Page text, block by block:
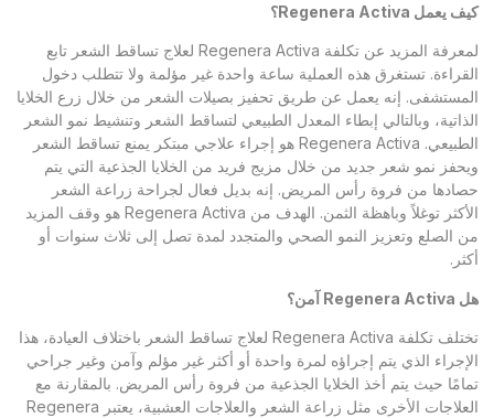
كيف يعمل ؟
لمعرفة المزيد عن تكلفة Regenera Activa لعلاج تساقط الشعر تابع
القراءة. تستغرق هذه العملية ساعة واحدة غير مؤلمة ولا تتطلب دخول
المستشفى. إنه يعمل عن طريق تحفيز بصيلات الشعر من خلال زرع الخلايا
الذاتية، وبالتالي إبطاء المعدل الطبيعي لتساقط الشعر وتنشيط نمو الشعر
الطبيعي. Regenera Activa هو إجراء علاجي مبتكر يمنع تساقط الشعر
ويحفز نمو شعر جديد من خلال مزيج فريد من الخلايا الجذعية التي يتم
حصادها من فروة رأس المريض. إنه بديل فعال لجراحة زراعة الشعر
الأكثر توغلاً وباهظة الثمن. الهدف من Regenera Activa هو وقف المزيد
من الصلع وتعزيز النمو الصحي والمتجدد لمدة تصل إلى ثلاث سنوات أو
أكثر.
هل آمن؟
تختلف تكلفة Regenera Activa لعلاج تساقط الشعر باختلاف العيادة، هذا
الإجراء الذي يتم إجراؤه لمرة واحدة أو أكثر غير مؤلم وآمن وغير جراحي
تمامًا حيث يتم أخذ الخلايا الجذعية من فروة رأس المريض. بالمقارنة مع
العلاجات الأخرى مثل زراعة الشعر والعلاجات العشبية، يعتبر Regenera